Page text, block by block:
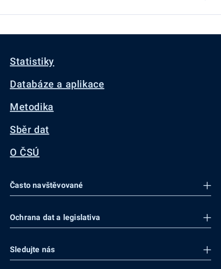
Statistiky
Databáze a aplikace
Metodika
Sběr dat
O ČSÚ
Často navštěvované
Ochrana dat a legislativa
Sledujte nás